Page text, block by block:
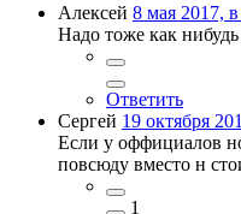
Алексей 8 мая 2017,
Надо тоже как
Ответить
Сергей 19 октября
Если у оффициалов
повсюду вместо н
1